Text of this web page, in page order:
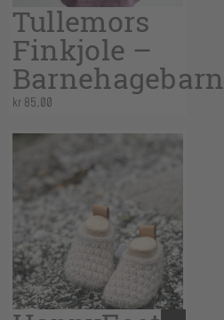
Tullemors
Finkjole –
Barnehagebarn
kr85,00